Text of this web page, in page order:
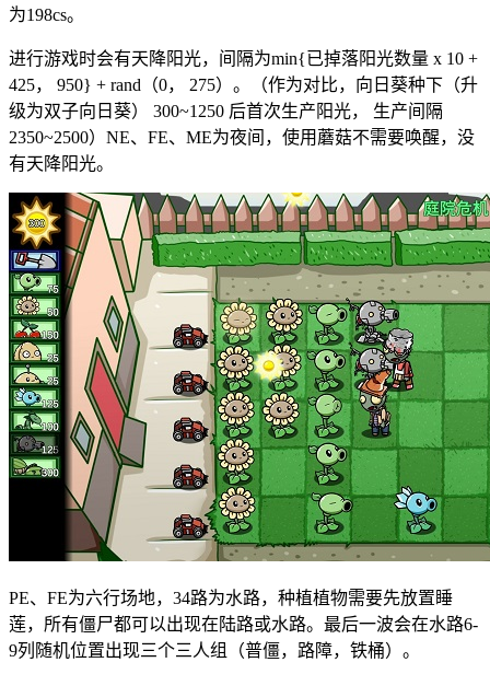
为198cs。
进行游戏时会有天降阳光，间隔为min{已掉落阳光数量 x 10 +
425， 950} + rand（0， 275）。（作为对比，向日葵种下（升
级为双子向日葵） 300~1250 后首次生产阳光， 生产间隔
2350~2500）NE、FE、ME为夜间，使用蘑菇不需要唤醒，没
有天降阳光。
PE、FE为六行场地，34路为水路，种植植物需要先放置睡
莲，所有僵尸都可以出现在陆路或水路。最后一波会在水路6-
9列随机位置出现三个三人组（普僵，路障，铁桶）。